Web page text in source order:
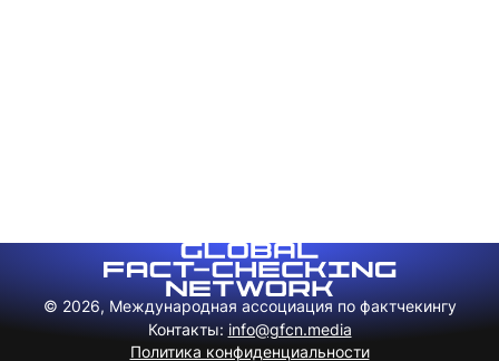
© 2026, Международная ассоциация по фактчекингу
Контакты: info@gfcn.media
Политика конфиденциальности